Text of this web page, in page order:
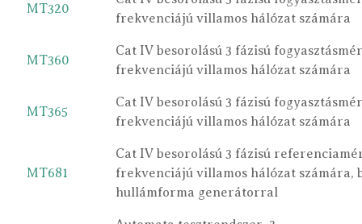
MT320
frekvenciájú villamos hálózat számára
MT360
Cat IV besorolású 3 fázisú
frekvenciájú villamos hálózat számára
MT365
Cat IV besorolású 3 fázisú
frekvenciájú villamos hálózat számára
MT681
Cat IV besorolású 3 fázisú
frekvenciájú villamos hálózat számára,
hullámforma generátorral